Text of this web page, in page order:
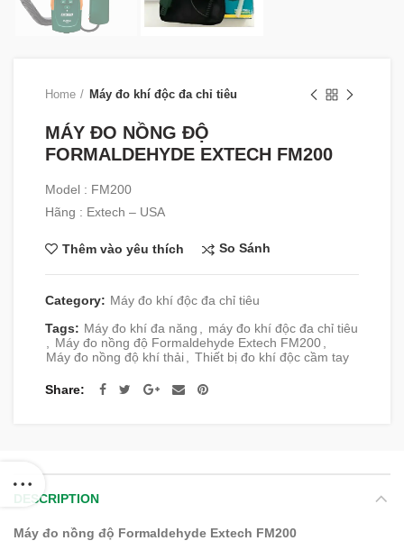
Home Máy đo khí độc đa chỉ tiêu
MÁY ĐO NỒNG ĐỘ
FORMALDEHYDE EXTECH FM200
Model : FM200
Hãng : Extech – USA
Thêm vào yêu thích So Sánh
Category: Máy đo khí độc đa chỉ tiêu
Tags: Máy đo khí đa năng
máy đo khí độc đa chỉ tiêu
Máy đo nồng độ Formaldehyde Extech FM200
Máy đo nồng độ khí thải
Thiết bị đo khí độc cầm tay
Share
DESCRIPTION
Máy đo nồng độ Formaldehyde Extech FM200